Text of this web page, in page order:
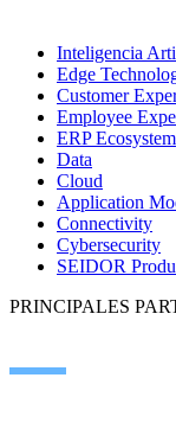
Inteligencia
Edge
Customer
Employee
ERP Ecosystem
Data
Cloud
Application
Connectivity
Cybersecurity
SEIDOR
PRINCIPALES